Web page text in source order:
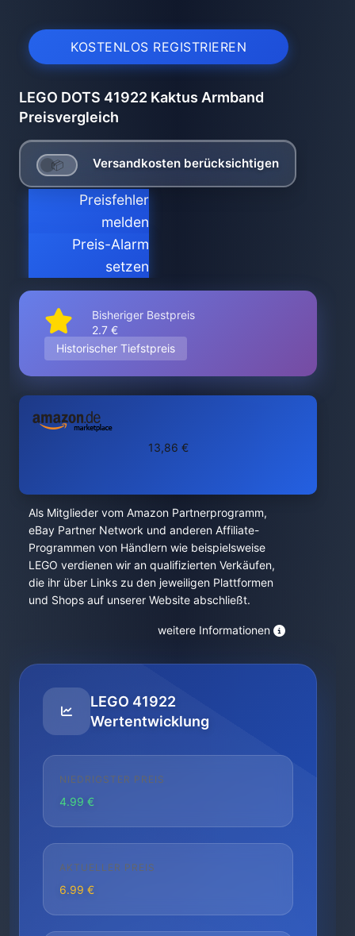
KOSTENLOS REGISTRIEREN
LEGO DOTS 41922 Kaktus Armband
Preisvergleich
Versandkosten berücksichtigen
Preisfehler
melden
Preis-Alarm
setzen
Bisheriger Bestpreis
2.7 €
Historischer Tiefstpreis
13,86 €
Als Mitglieder vom Amazon Partnerprogramm,
eBay Partner Network und anderen Affiliate-
Programmen von Händlern wie beispielsweise
LEGO verdienen wir an qualifizierten Verkäufen,
die ihr über Links zu den jeweiligen Plattformen
und Shops auf unserer Website abschließt.
weitere Informationen
LEGO 41922
Wertentwicklung
NIEDRIGSTER PREIS
4.99 €
AKTUELLER PREIS
6.99 €